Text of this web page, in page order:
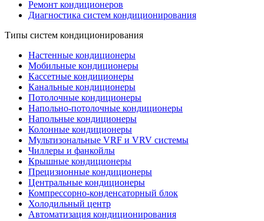
Ремонт кондиционеров
Диагностика систем кондиционирования
Типы систем кондиционирования
Настенные кондиционеры
Мобильные кондиционеры
Кассетные кондиционеры
Канальные кондиционеры
Потолочные кондиционеры
Напольно-потолочные кондиционеры
Напольные кондиционеры
Колонные кондиционеры
Мультизональные VRF и VRV системы
Чиллеры и фанкойлы
Крышные кондиционеры
Прецизионные кондиционеры
Центральные кондиционеры
Компрессорно-конденсаторный блок
Холодильный центр
Автоматизация кондиционирования